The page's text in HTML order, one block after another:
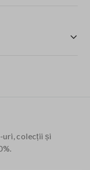
colecții și